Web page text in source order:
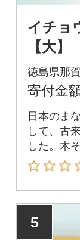
イチョ
【大】
徳島県那
寄付金
日本のま
して、古
した。木
わってみ
5